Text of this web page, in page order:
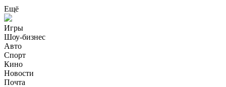
Ещё
Игры
Шоу-бизнес
Авто
Спорт
Кино
Новости
Почта